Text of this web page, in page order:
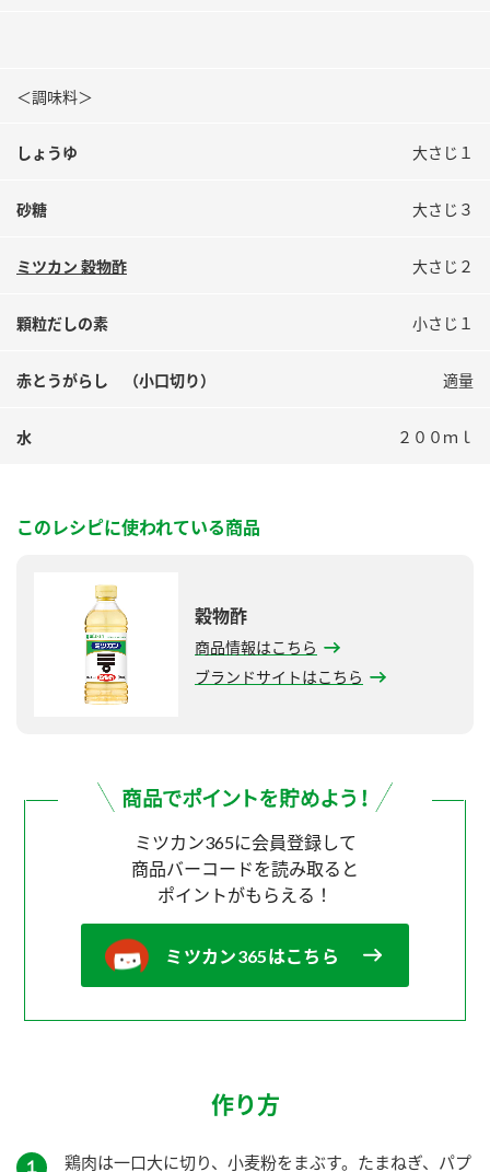
＜調味料＞
しょうゆ 大さじ１
砂糖 大さじ３
ミツカン 穀物酢 大さじ２
顆粒だしの素 小さじ１
赤とうがらし （小口切り） 適量
水 ２００ｍｌ
このレシピに使われている商品
穀物酢
商品情報はこちら
ブランドサイトはこちら
ミツカン365に会員登録して
商品バーコードを読み取ると
ポイントがもらえる！
ミツカン365はこちら
作り方
１ 鶏肉は一口大に切り、小麦粉をまぶす。たまねぎ、パプ